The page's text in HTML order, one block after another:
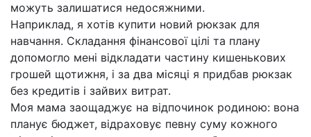
можуть залишатися недосяжними.
Наприклад, я хотів купити новий рюкзак для
навчання. Складання фінансової цілі та плану
допомогло мені відкладати частину кишенькових
грошей щотижня, і за два місяці я придбав рюкзак
без кредитів і зайвих витрат.
Моя мама заощаджує на відпочинок родиною: вона
планує бюджет, відраховує певну суму кожного